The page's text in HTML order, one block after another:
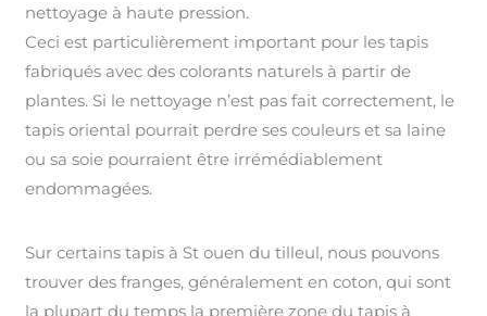
nettoyage à haute pression.
Ceci est particulièrement important pour les tapis
fabriqués avec des colorants naturels à partir de
plantes. Si le nettoyage n’est pas fait correctement, le
tapis oriental pourrait perdre ses couleurs et sa laine
ou sa soie pourraient être irrémédiablement
endommagées.
Sur certains tapis à St ouen du tilleul, nous pouvons
trouver des franges, généralement en coton, qui sont
la plupart du temps la première zone du tapis à